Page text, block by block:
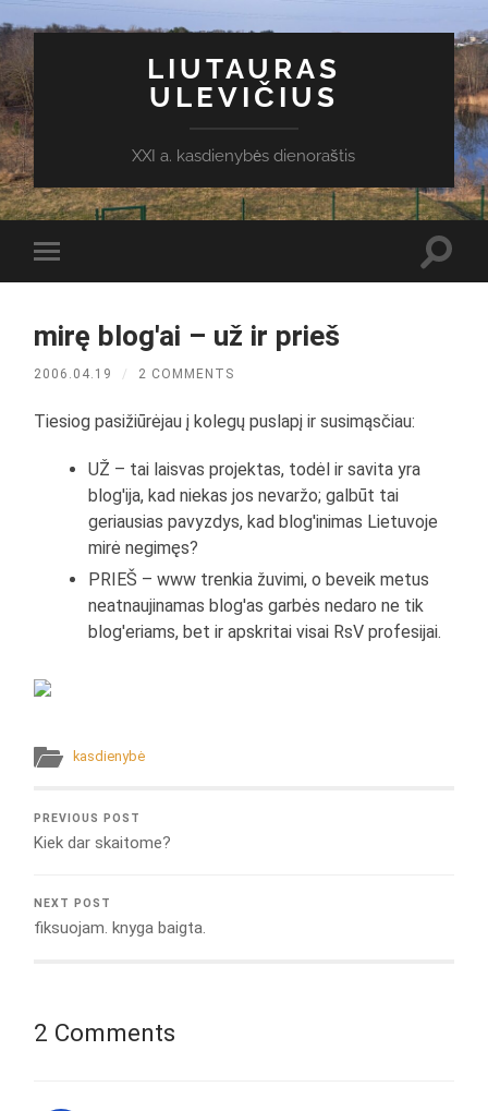
LIUTAURAS
ULEVIČIUS
XXI a. kasdienybės dienoraštis
Toggle
mobile
mirę blog'ai – už ir prieš
2006.04.19 / 2 COMMENTS
Tiesiog pasižiūrėjau į kolegų puslapį ir susimąsčiau:
UŽ – tai laisvas projektas, todėl ir savita yra
blog'ija, kad niekas jos nevaržo; galbūt tai
geriausias pavyzdys, kad blog'inimas Lietuvoje
mirė negimęs?
PRIEŠ – www trenkia žuvimi, o beveik metus
neatnaujinamas blog'as garbės nedaro ne tik
blog'eriams, bet ir apskritai visai RsV profesijai.
kasdienybė
PREVIOUS POST
Kiek dar skaitome?
NEXT POST
fiksuojam. knyga baigta.
2 Comments